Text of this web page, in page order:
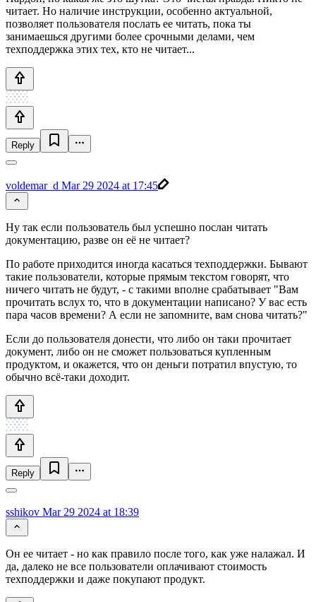
читает. Но наличие инструкции, особенно актуальной,
позволяет пользователя послать ее читать, пока ты
занимаешься другими более срочными делами, чем
техподдержка этих тех, кто не читает...
Reply
voldemar_d Mar 29 2024 at 17:45
Ну так если пользователь был успешно послан читать
документацию, разве он её не читает?
По работе приходится иногда касаться техподдержки. Бывают
такие пользователи, которые прямым текстом говорят, что
ничего читать не будут, - с такими вполне срабатывает "Вам
прочитать вслух то, что в документации написано? У вас есть
пара часов времени? А если не запомните, вам снова читать?"
Если до пользователя донести, что либо он таки прочитает
документ, либо он не сможет пользоваться купленным
продуктом, и окажется, что он деньги потратил впустую, то
обычно всё-таки доходит.
Reply
sshikov Mar 29 2024 at 18:39
Он ее читает - но как правило после того, как уже налажал. И
да, далеко не все пользователи оплачивают стоимость
техподдержки и даже покупают продукт.